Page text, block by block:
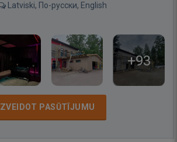
Latviski, По-русски, English
+93
IZVEIDOT PASŪTĪJUMU